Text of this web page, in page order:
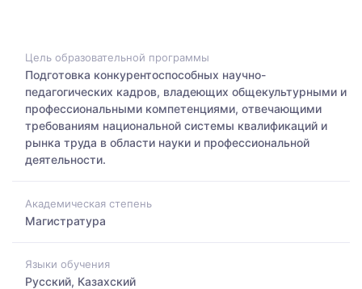
Цель образовательной программы
Подготовка конкурентоспособных научно-
педагогических кадров, владеющих общекультурными и
профессиональными компетенциями, отвечающими
требованиям национальной системы квалификаций и
рынка труда в области науки и профессиональной
деятельности.
Академическая степень
Магистратура
Языки обучения
Русский, Казахский